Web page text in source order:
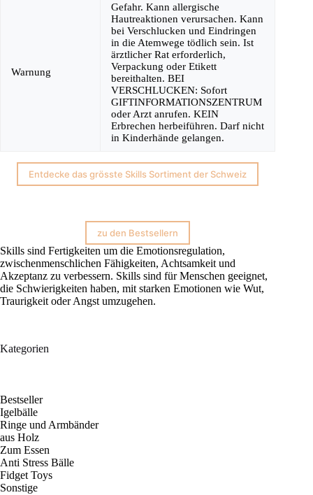
Warnung
Gefahr. Kann allergische
Hautreaktionen verursachen. Kann
bei Verschlucken und Eindringen
in die Atemwege tödlich sein. Ist
ärztlicher Rat erforderlich,
Verpackung oder Etikett
bereithalten. BEI
VERSCHLUCKEN: Sofort
GIFTINFORMATIONSZENTRUM
oder Arzt anrufen. KEIN
Erbrechen herbeiführen. Darf nicht
in Kinderhände gelangen.
Entdecke das grösste Skills Sortiment der Schweiz
zu den Bestsellern
Skills sind Fertigkeiten um die Emotionsregulation,
zwischenmenschlichen Fähigkeiten, Achtsamkeit und
Akzeptanz zu verbessern. Skills sind für Menschen geeignet,
die Schwierigkeiten haben, mit starken Emotionen wie Wut,
Traurigkeit oder Angst umzugehen.
Kategorien
Bestseller
Igelbälle
Ringe und Armbänder
aus Holz
Zum Essen
Anti Stress Bälle
Fidget Toys
Sonstige